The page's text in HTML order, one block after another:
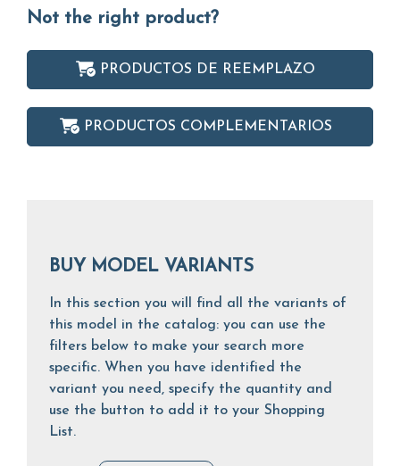
Not the right product?
PRODUCTOS DE REEMPLAZO
PRODUCTOS COMPLEMENTARIOS
BUY MODEL VARIANTS
In this section you will find all the variants of
this model in the catalog: you can use the
filters below to make your search more
specific. When you have identified the
variant you need, specify the quantity and
use the button to add it to your Shopping
List.